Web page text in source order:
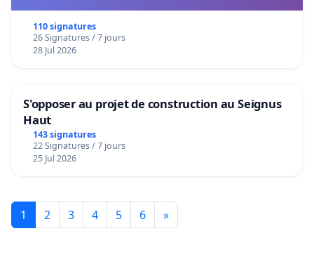
110 signatures
26 Signatures / 7 jours
28 Jul 2026
S'opposer au projet de construction au Seignus
Haut
143 signatures
22 Signatures / 7 jours
25 Jul 2026
1 2 3 4 5 6 »